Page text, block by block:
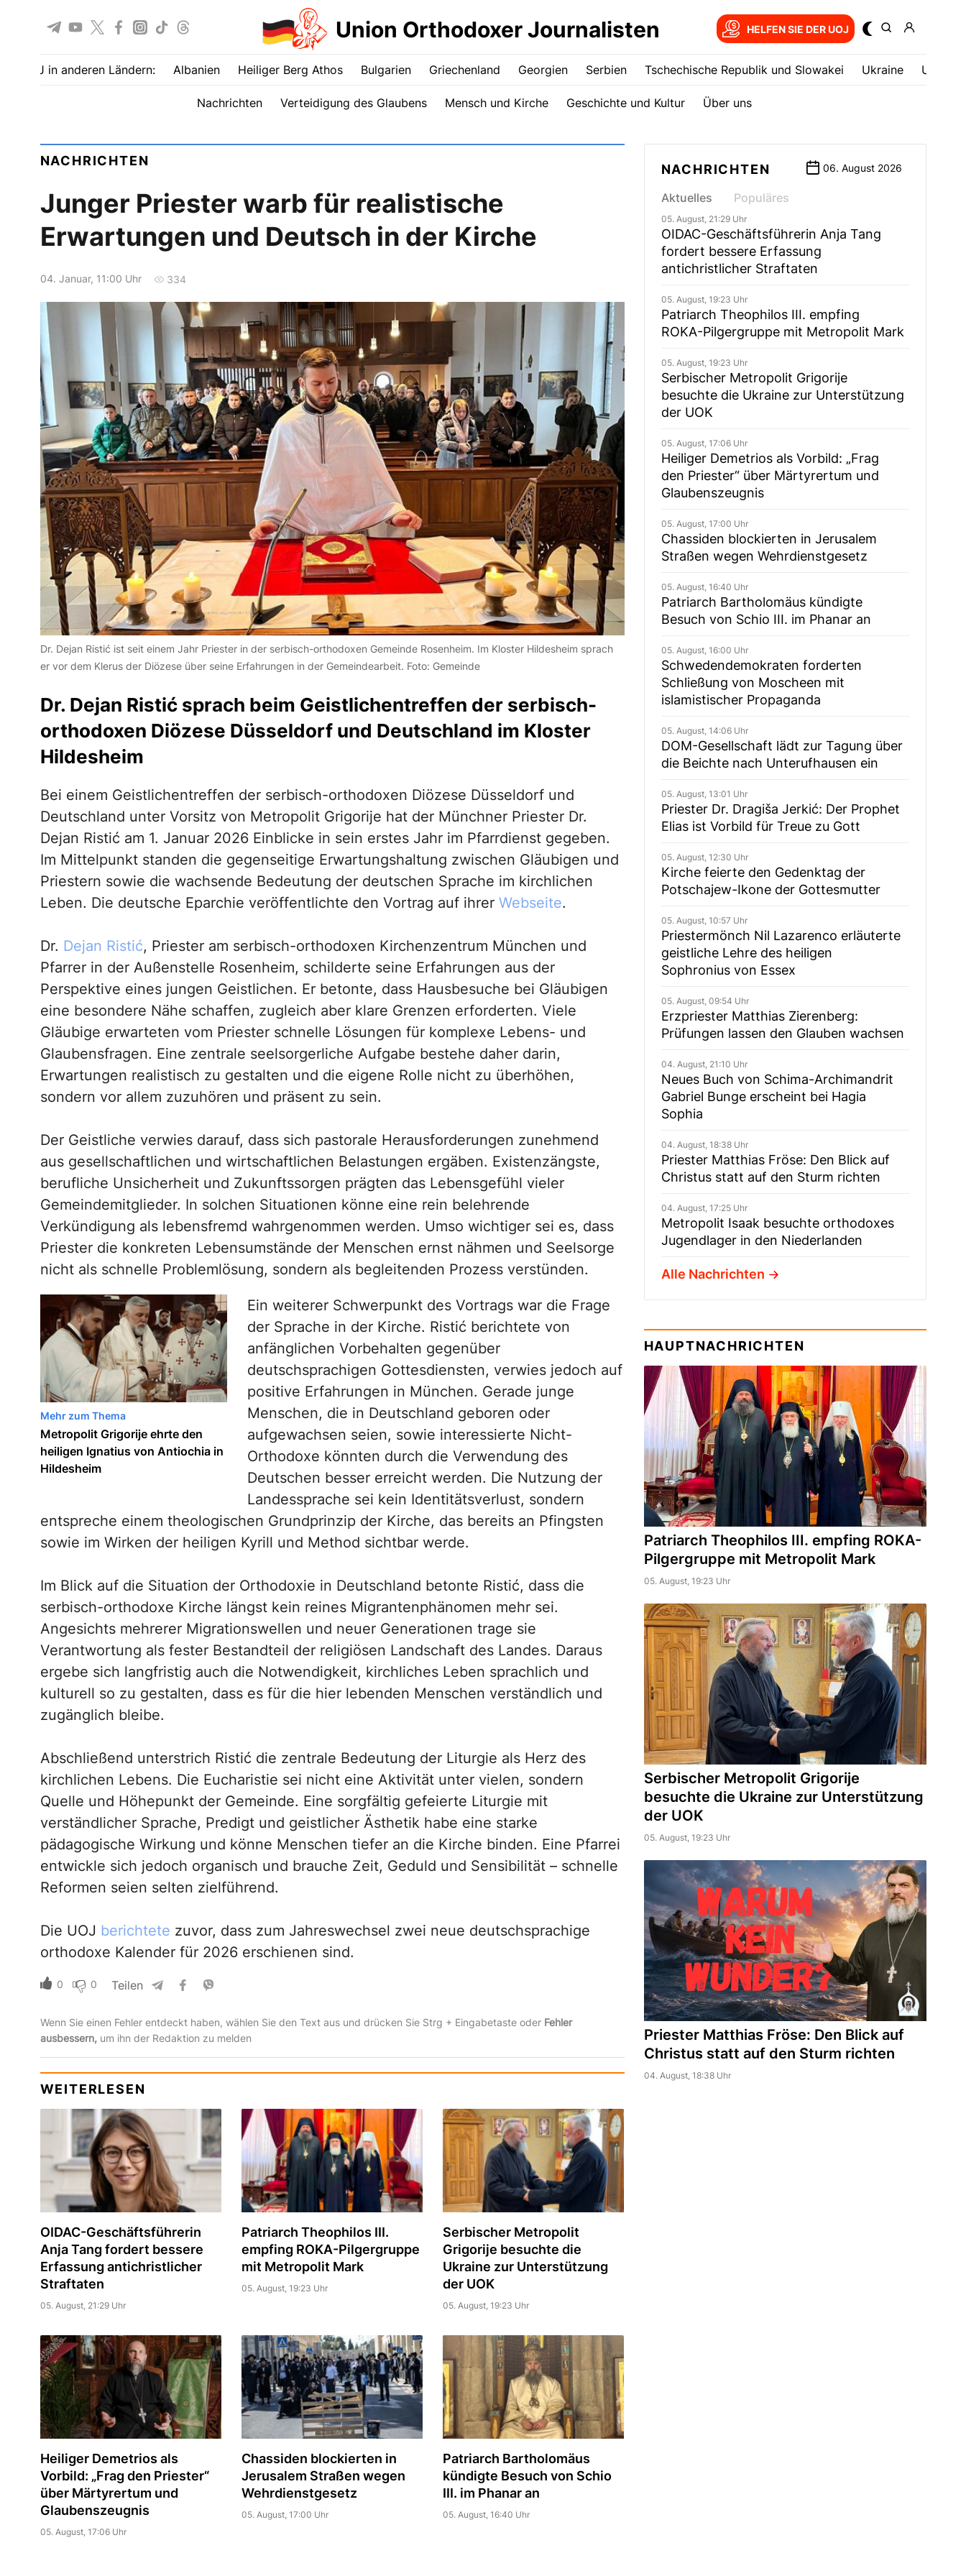
Union Orthodoxer Journalisten HELFEN SIE DER UOJ
UOJ in anderen Ländern: Albanien Heiliger Berg Athos Bulgarien Griechenland Georgien Serbien Tschechische Republik und Slowakei Ukrainе USA
Nachrichten Verteidigung des Glaubens Mensch und Kirche Geschichte und Kultur Über uns
NACHRICHTEN
Junger Priester warb für realistische
Erwartungen und Deutsch in der Kirche
04. Januar, 11:00 Uhr 334
Dr. Dejan Ristić ist seit einem Jahr Priester in der serbisch-orthodoxen Gemeinde Rosenheim. Im Kloster Hildesheim sprach
er vor dem Klerus der Diözese über seine Erfahrungen in der Gemeindearbeit. Foto: Gemeinde
Dr. Dejan Ristić sprach beim Geistlichentreffen der serbisch-
orthodoxen Diözese Düsseldorf und Deutschland im Kloster
Hildesheim
Bei einem Geistlichentreffen der serbisch-orthodoxen Diözese Düsseldorf und
Deutschland unter Vorsitz von Metropolit Grigorije hat der Münchner Priester Dr.
Dejan Ristić am 1. Januar 2026 Einblicke in sein erstes Jahr im Pfarrdienst gegeben.
Im Mittelpunkt standen die gegenseitige Erwartungshaltung zwischen Gläubigen und
Priestern sowie die wachsende Bedeutung der deutschen Sprache im kirchlichen
Leben. Die deutsche Eparchie veröffentlichte den Vortrag auf ihrer Webseite.
Dr. Dejan Ristić, Priester am serbisch-orthodoxen Kirchenzentrum München und
Pfarrer in der Außenstelle Rosenheim, schilderte seine Erfahrungen aus der
Perspektive eines jungen Geistlichen. Er betonte, dass Hausbesuche bei Gläubigen
eine besondere Nähe schaffen, zugleich aber klare Grenzen erforderten. Viele
Gläubige erwarteten vom Priester schnelle Lösungen für komplexe Lebens- und
Glaubensfragen. Eine zentrale seelsorgerliche Aufgabe bestehe daher darin,
Erwartungen realistisch zu gestalten und die eigene Rolle nicht zu überhöhen,
sondern vor allem zuzuhören und präsent zu sein.
Der Geistliche verwies darauf, dass sich pastorale Herausforderungen zunehmend
aus gesellschaftlichen und wirtschaftlichen Belastungen ergäben. Existenzängste,
berufliche Unsicherheit und Zukunftssorgen prägten das Lebensgefühl vieler
Gemeindemitglieder. In solchen Situationen könne eine rein belehrende
Verkündigung als lebensfremd wahrgenommen werden. Umso wichtiger sei es, dass
Priester die konkreten Lebensumstände der Menschen ernst nähmen und Seelsorge
nicht als schnelle Problemlösung, sondern als begleitenden Prozess verstünden.
Mehr zum Thema
Metropolit Grigorije ehrte den
heiligen Ignatius von Antiochia in
Hildesheim
Ein weiterer Schwerpunkt des Vortrags war die Frage
der Sprache in der Kirche. Ristić berichtete von
anfänglichen Vorbehalten gegenüber
deutschsprachigen Gottesdiensten, verwies jedoch auf
positive Erfahrungen in München. Gerade junge
Menschen, die in Deutschland geboren oder
aufgewachsen seien, sowie interessierte Nicht-
Orthodoxe könnten durch die Verwendung des
Deutschen besser erreicht werden. Die Nutzung der
Landessprache sei kein Identitätsverlust, sondern
entspreche einem theologischen Grundprinzip der Kirche, das bereits an Pfingsten
sowie im Wirken der heiligen Kyrill und Method sichtbar werde.
Im Blick auf die Situation der Orthodoxie in Deutschland betonte Ristić, dass die
serbisch-orthodoxe Kirche längst kein reines Migrantenphänomen mehr sei.
Angesichts mehrerer Migrationswellen und neuer Generationen trage sie
Verantwortung als fester Bestandteil der religiösen Landschaft des Landes. Daraus
ergebe sich langfristig auch die Notwendigkeit, kirchliches Leben sprachlich und
kulturell so zu gestalten, dass es für die hier lebenden Menschen verständlich und
zugänglich bleibe.
Abschließend unterstrich Ristić die zentrale Bedeutung der Liturgie als Herz des
kirchlichen Lebens. Die Eucharistie sei nicht eine Aktivität unter vielen, sondern
Quelle und Höhepunkt der Gemeinde. Eine sorgfältig gefeierte Liturgie mit
verständlicher Sprache, Predigt und geistlicher Ästhetik habe eine starke
pädagogische Wirkung und könne Menschen tiefer an die Kirche binden. Eine Pfarrei
entwickle sich jedoch organisch und brauche Zeit, Geduld und Sensibilität – schnelle
Reformen seien selten zielführend.
Die UOJ berichtete zuvor, dass zum Jahreswechsel zwei neue deutschsprachige
orthodoxe Kalender für 2026 erschienen sind.
0 0 Teilen
Wenn Sie einen Fehler entdeckt haben, wählen Sie den Text aus und drücken Sie Strg + Eingabetaste oder Fehler
ausbessern,um ihn der Redaktion zu melden
WEITERLESEN
OIDAC-Geschäftsführerin
Anja Tang fordert bessere
Erfassung antichristlicher
Straftaten
05. August, 21:29 Uhr
Patriarch Theophilos III.
empfing ROKA-Pilgergruppe
mit Metropolit Mark
05. August, 19:23 Uhr
Serbischer Metropolit
Grigorije besuchte die
Ukraine zur Unterstützung
der UOK
05. August, 19:23 Uhr
Heiliger Demetrios als
Vorbild: „Frag den Priester“
über Märtyrertum und
Glaubenszeugnis
05. August, 17:06 Uhr
Chassiden blockierten in
Jerusalem Straßen wegen
Wehrdienstgesetz
05. August, 17:00 Uhr
Patriarch Bartholomäus
kündigte Besuch von Schio
III. im Phanar an
05. August, 16:40 Uhr
NACHRICHTEN 06. August 2026
Aktuelles Populäres
05. August, 21:29 Uhr
OIDAC-Geschäftsführerin Anja Tang
fordert bessere Erfassung
antichristlicher Straftaten
05. August, 19:23 Uhr
Patriarch Theophilos III. empfing
ROKA-Pilgergruppe mit Metropolit Mark
05. August, 19:23 Uhr
Serbischer Metropolit Grigorije
besuchte die Ukraine zur Unterstützung
der UOK
05. August, 17:06 Uhr
Heiliger Demetrios als Vorbild: „Frag
den Priester“ über Märtyrertum und
Glaubenszeugnis
05. August, 17:00 Uhr
Chassiden blockierten in Jerusalem
Straßen wegen Wehrdienstgesetz
05. August, 16:40 Uhr
Patriarch Bartholomäus kündigte
Besuch von Schio III. im Phanar an
05. August, 16:00 Uhr
Schwedendemokraten forderten
Schließung von Moscheen mit
islamistischer Propaganda
05. August, 14:06 Uhr
DOM-Gesellschaft lädt zur Tagung über
die Beichte nach Unterufhausen ein
05. August, 13:01 Uhr
Priester Dr. Dragiša Jerkić: Der Prophet
Elias ist Vorbild für Treue zu Gott
05. August, 12:30 Uhr
Kirche feierte den Gedenktag der
Potschajew-Ikone der Gottesmutter
05. August, 10:57 Uhr
Priestermönch Nil Lazarenco erläuterte
geistliche Lehre des heiligen
Sophronius von Essex
05. August, 09:54 Uhr
Erzpriester Matthias Zierenberg:
Prüfungen lassen den Glauben wachsen
04. August, 21:10 Uhr
Neues Buch von Schima-Archimandrit
Gabriel Bunge erscheint bei Hagia
Sophia
04. August, 18:38 Uhr
Priester Matthias Fröse: Den Blick auf
Christus statt auf den Sturm richten
04. August, 17:25 Uhr
Metropolit Isaak besuchte orthodoxes
Jugendlager in den Niederlanden
Alle Nachrichten
HAUPTNACHRICHTEN
Patriarch Theophilos III. empfing ROKA-
Pilgergruppe mit Metropolit Mark
05. August, 19:23 Uhr
Serbischer Metropolit Grigorije
besuchte die Ukraine zur Unterstützung
der UOK
05. August, 19:23 Uhr
Priester Matthias Fröse: Den Blick auf
Christus statt auf den Sturm richten
04. August, 18:38 Uhr